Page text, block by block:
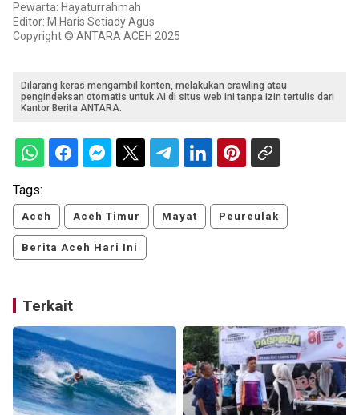
Pewarta: Hayaturrahmah
Editor: M.Haris Setiady Agus
Copyright © ANTARA ACEH 2025
Dilarang keras mengambil konten, melakukan crawling atau
pengindeksan otomatis untuk AI di situs web ini tanpa izin tertulis dari
Kantor Berita ANTARA.
Tags:
Aceh Aceh Timur Mayat Peureulak
Berita Aceh Hari Ini
Terkait